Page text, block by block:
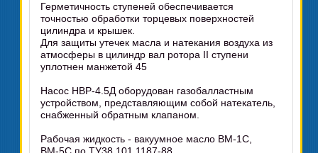
Герметичность ступеней обеспечивается
точностью обработки торцевых поверхностей
цилиндра и крышек.
Для защиты утечек масла и натекания воздуха из
атмосферы в цилиндр вал ротора II ступени
уплотнен манжетой 45
Насос НВР-4.5Д оборудован газобалластным
устройством, представляющим собой натекатель,
снабженный обратным клапаном.
Рабочая жидкость - вакуумное масло ВМ-1С,